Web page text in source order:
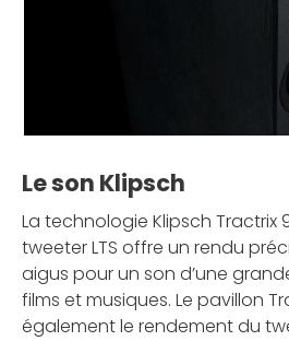
Le son Klipsch
La technologie Klipsch Tractrix
tweeter LTS offre un rendu
aigus pour un son d’une
films et musiques. Le pavillon
également le rendement du